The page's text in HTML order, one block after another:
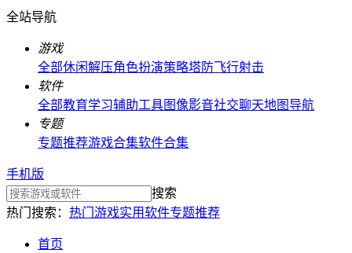
全站导航
游戏
全部休闲解压角色扮演策略塔防飞行射击
软件
全部教育学习辅助工具图像影音社交聊天地图导航
专题
专题推荐游戏合集软件合集
手机版
搜索
热门搜索： 热门游戏实用软件专题推荐
首页